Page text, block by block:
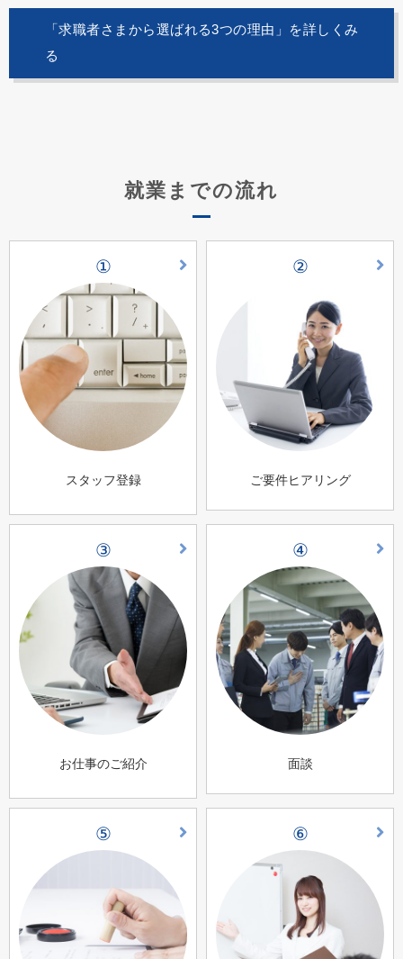
「求職者さまから選ばれる3つの理由」を詳しくみ
る
就業までの流れ
①
スタッフ登録
②
ご要件ヒアリング
③
お仕事のご紹介
④
面談
⑤ ⑥